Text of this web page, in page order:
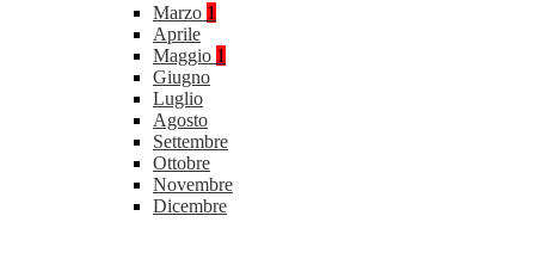
Marzo 1
Aprile
Maggio 1
Giugno
Luglio
Agosto
Settembre
Ottobre
Novembre
Dicembre